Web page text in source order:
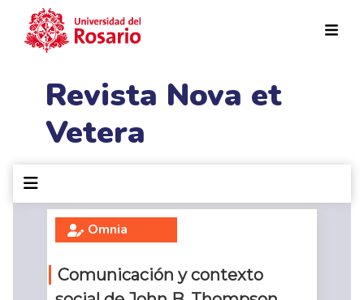
Revista Nova et
Vetera
Omnia
Comunicación y contexto